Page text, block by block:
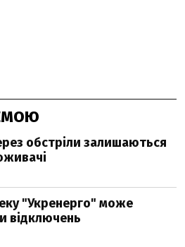
обстріли залишаються
"Укренерго" може
відключень